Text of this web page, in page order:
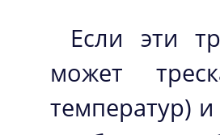
Если эти
может
температур)